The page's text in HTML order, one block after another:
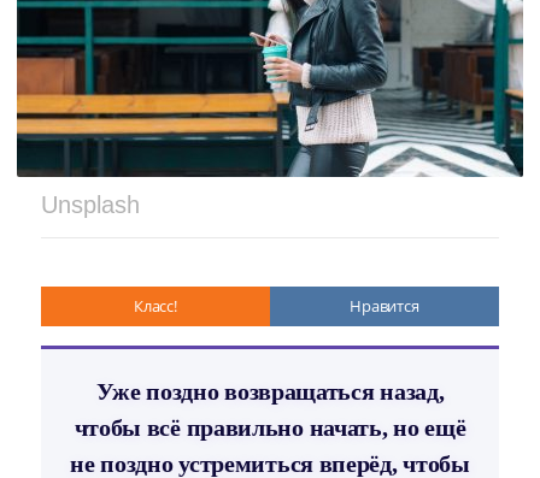
Unsplash
Класс! Нравится
Уже поздно возвращаться назад,
чтобы всё правильно начать, но ещё
не поздно устремиться вперёд, чтобы